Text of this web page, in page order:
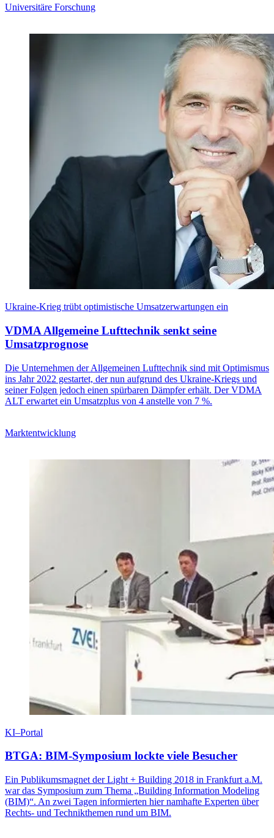
Universitäre Forschung
Ukraine-Krieg trübt optimistische Umsatzerwartungen ein
VDMA Allgemeine Lufttechnik senkt seine
Umsatzprognose
Die Unternehmen der Allgemeinen Lufttechnik sind mit Optimismus
ins Jahr 2022 gestartet, der nun aufgrund des Ukraine-Kriegs und
seiner Folgen jedoch einen spürbaren Dämpfer erhält. Der VDMA
ALT erwartet ein Umsatzplus von 4 anstelle von 7 %.
Marktentwicklung
KI–Portal
BTGA: BIM-Symposium lockte viele Besucher
Ein Publikumsmagnet der Light + Building 2018 in Frankfurt a.M.
war das Symposium zum Thema „Building Information Modeling
(BIM)“. An zwei Tagen informierten hier namhafte Experten über
Rechts- und Technikthemen rund um BIM.